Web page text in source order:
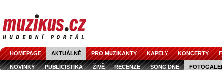
HOMEPAGE AKTUÁLNĚ PRO MUZIKANTY KAPELY KONCERTY
NOVINKY PUBLICISTIKA ŽIVĚ RECENZE SONG DNE